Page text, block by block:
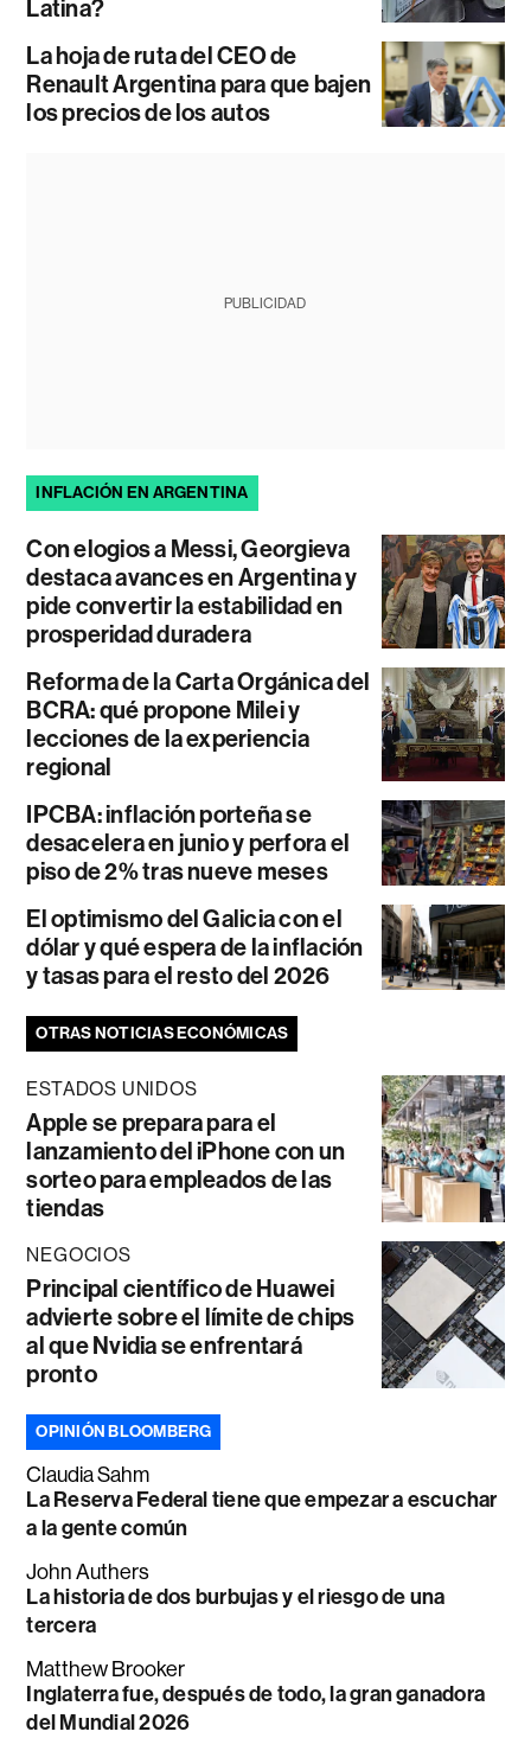
Latina?
La hoja de ruta del CEO de
Renault Argentina para que bajen
los precios de los autos
PUBLICIDAD
INFLACIÓN EN ARGENTINA
Con elogios a Messi, Georgieva
destaca avances en Argentina y
pide convertir la estabilidad en
prosperidad duradera
Reforma de la Carta Orgánica del
BCRA: qué propone Milei y
lecciones de la experiencia
regional
IPCBA: inflación porteña se
desacelera en junio y perfora el
piso de 2% tras nueve meses
El optimismo del Galicia con el
dólar y qué espera de la inflación
y tasas para el resto del 2026
OTRAS NOTICIAS ECONÓMICAS
ESTADOS UNIDOS
Apple se prepara para el
lanzamiento del iPhone con un
sorteo para empleados de las
tiendas
NEGOCIOS
Principal científico de Huawei
advierte sobre el límite de chips
al que Nvidia se enfrentará
pronto
OPINIÓN BLOOMBERG
Claudia Sahm
La Reserva Federal tiene que empezar a escuchar
a la gente común
John Authers
La historia de dos burbujas y el riesgo de una
tercera
Matthew Brooker
Inglaterra fue, después de todo, la gran ganadora
del Mundial 2026